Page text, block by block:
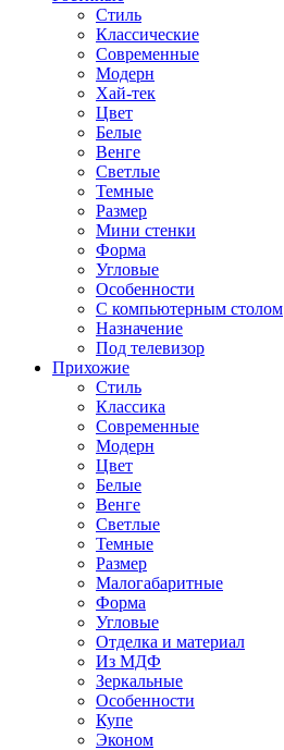
Стиль
Классические
Современные
Модерн
Хай-тек
Цвет
Белые
Венге
Светлые
Темные
Размер
Мини стенки
Форма
Угловые
Особенности
С компьютерным столом
Назначение
Под телевизор
Прихожие
Стиль
Классика
Современные
Модерн
Цвет
Белые
Венге
Светлые
Темные
Размер
Малогабаритные
Форма
Угловые
Отделка и материал
Из МДФ
Зеркальные
Особенности
Купе
Эконом